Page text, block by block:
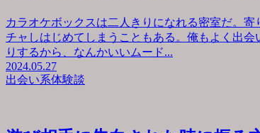
カラオケボックスは二人きりになれる密室だ。
チャしはじめてしまうこともある。俺もよく出
りするから、なんかいいムード...
2024.05.27
出会い系体験談